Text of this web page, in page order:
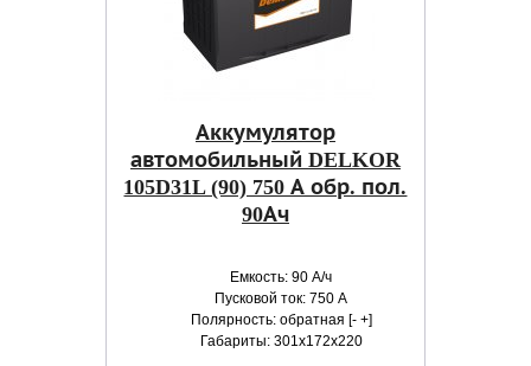
Аккумулятор
автомобильный DELKOR
105D31L (90) 750 А обр. пол.
90Ач
Емкость: 90 А/ч
Пусковой ток: 750 А
Полярность: обратная [- +]
Габариты: 301x172x220